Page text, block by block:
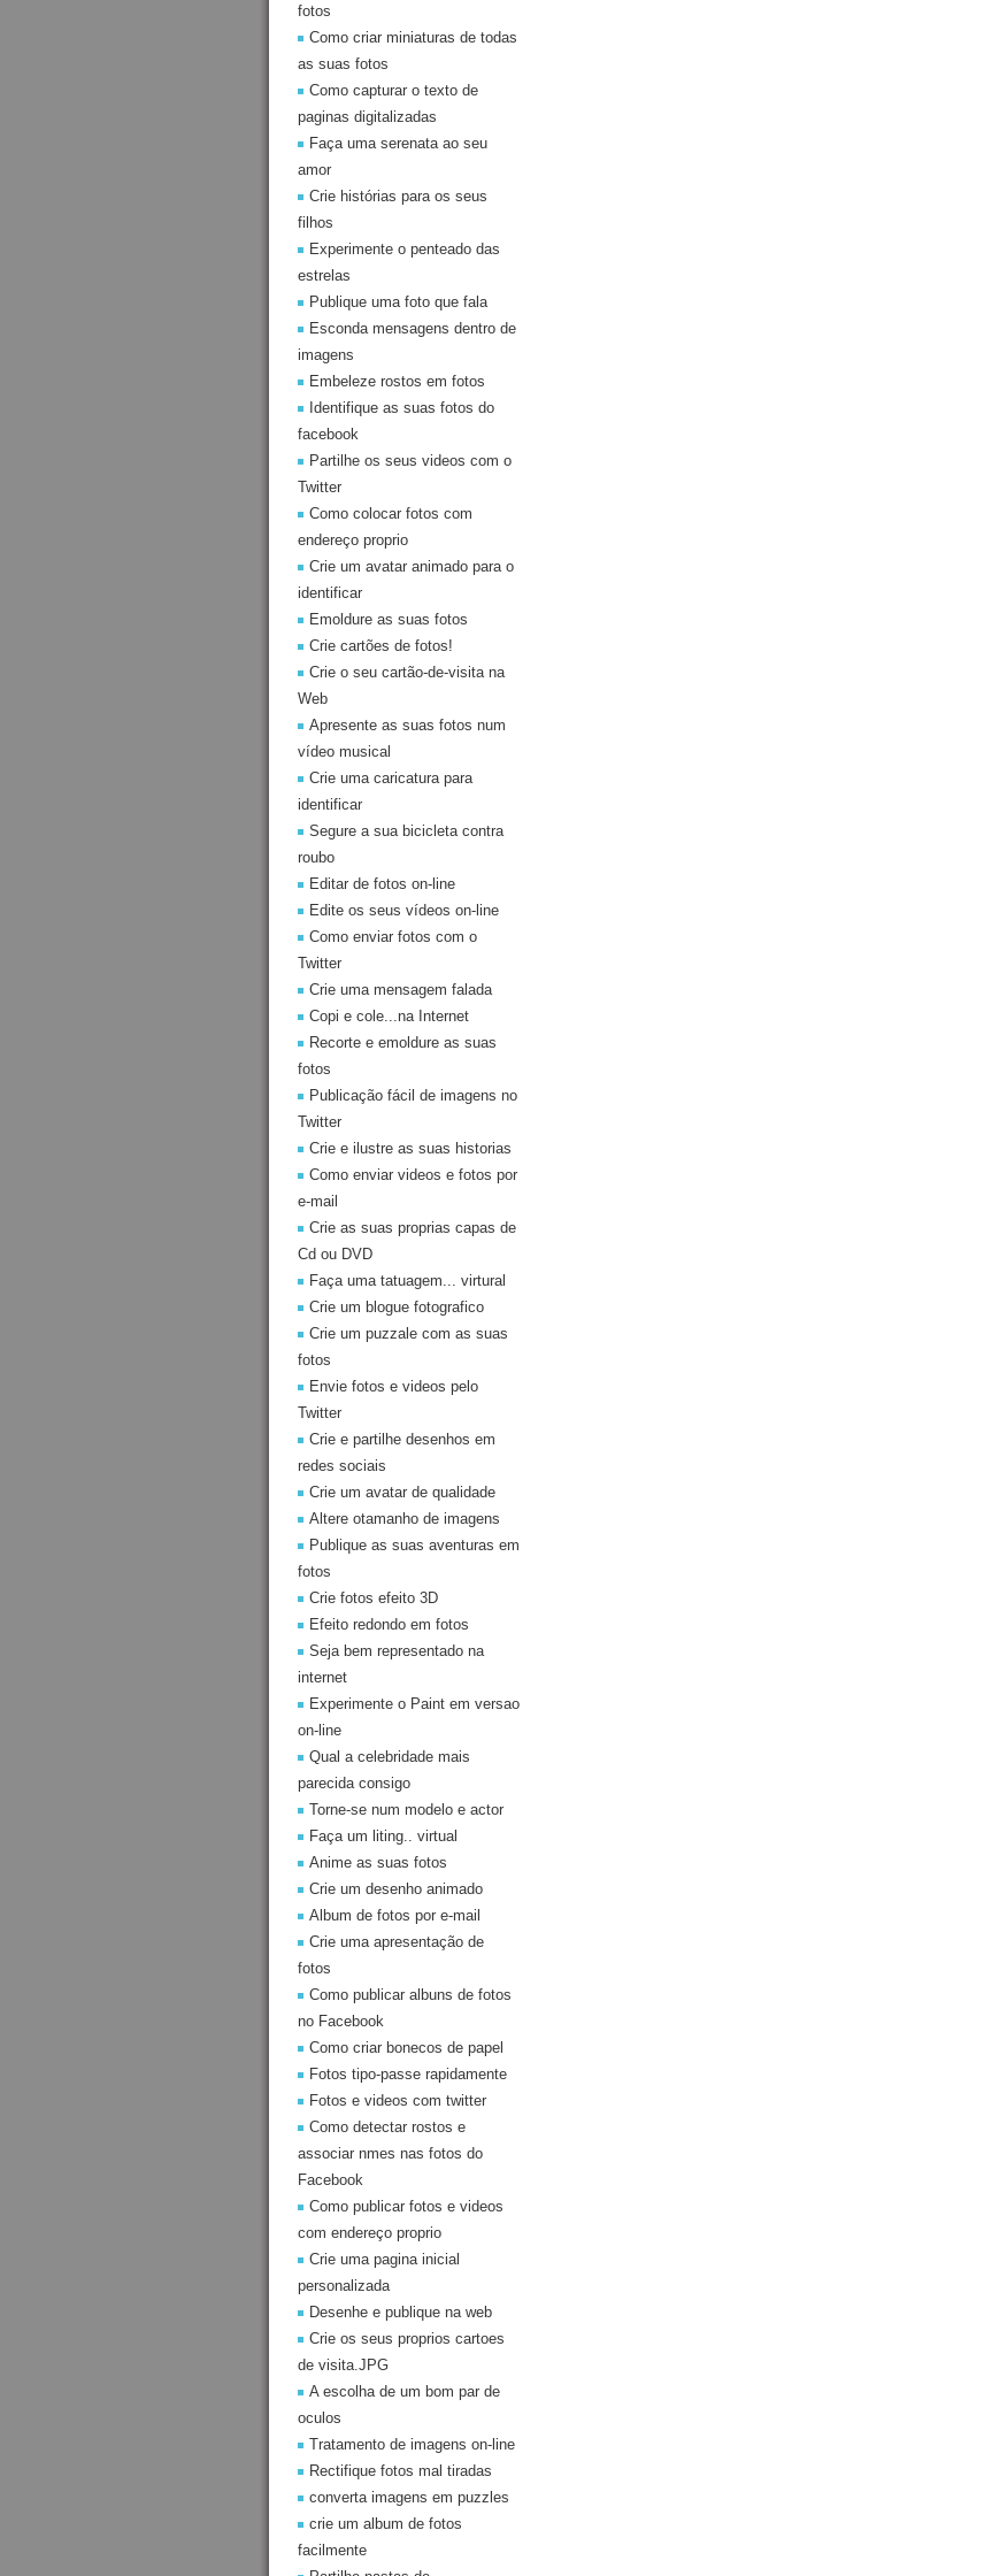
fotos
Como criar miniaturas de todas
as suas fotos
Como capturar o texto de
paginas digitalizadas
Faça uma serenata ao seu
amor
Crie histórias para os seus
filhos
Experimente o penteado das
estrelas
Publique uma foto que fala
Esconda mensagens dentro de
imagens
Embeleze rostos em fotos
Identifique as suas fotos do
facebook
Partilhe os seus videos com o
Twitter
Como colocar fotos com
endereço proprio
Crie um avatar animado para o
identificar
Emoldure as suas fotos
Crie cartões de fotos!
Crie o seu cartão-de-visita na
Web
Apresente as suas fotos num
vídeo musical
Crie uma caricatura para
identificar
Segure a sua bicicleta contra
roubo
Editar de fotos on-line
Edite os seus vídeos on-line
Como enviar fotos com o
Twitter
Crie uma mensagem falada
Copi e cole...na Internet
Recorte e emoldure as suas
fotos
Publicação fácil de imagens no
Twitter
Crie e ilustre as suas historias
Como enviar videos e fotos por
e-mail
Crie as suas proprias capas de
Cd ou DVD
Faça uma tatuagem... virtural
Crie um blogue fotografico
Crie um puzzale com as suas
fotos
Envie fotos e videos pelo
Twitter
Crie e partilhe desenhos em
redes sociais
Crie um avatar de qualidade
Altere otamanho de imagens
Publique as suas aventuras em
fotos
Crie fotos efeito 3D
Efeito redondo em fotos
Seja bem representado na
internet
Experimente o Paint em versao
on-line
Qual a celebridade mais
parecida consigo
Torne-se num modelo e actor
Faça um liting.. virtual
Anime as suas fotos
Crie um desenho animado
Album de fotos por e-mail
Crie uma apresentação de
fotos
Como publicar albuns de fotos
no Facebook
Como criar bonecos de papel
Fotos tipo-passe rapidamente
Fotos e videos com twitter
Como detectar rostos e
associar nmes nas fotos do
Facebook
Como publicar fotos e videos
com endereço proprio
Crie uma pagina inicial
personalizada
Desenhe e publique na web
Crie os seus proprios cartoes
de visita.JPG
A escolha de um bom par de
oculos
Tratamento de imagens on-line
Rectifique fotos mal tiradas
converta imagens em puzzles
crie um album de fotos
facilmente